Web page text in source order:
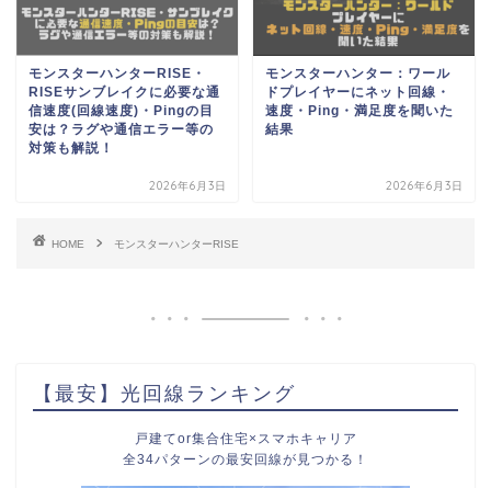
モンスターハンターRISE・
RISEサンブレイクに必要な通
信速度(回線速度)・Pingの目
安は？ラグや通信エラー等の
対策も解説！
2026年6月3日
モンスターハンター：ワール
ドプレイヤーにネット回線・
速度・Ping・満足度を聞いた
結果
2026年6月3日
HOME モンスターハンターRISE
【最安】光回線ランキング
戸建てor集合住宅×スマホキャリア
全34パターンの最安回線が見つかる！